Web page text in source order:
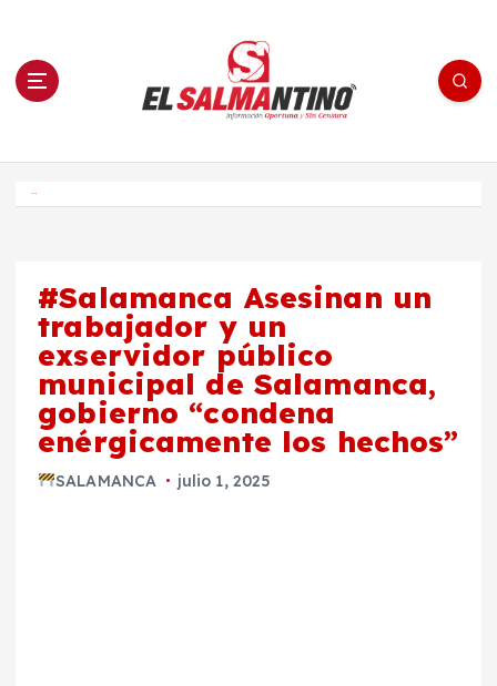
n El Salmantino - medios/noticias/editorial
#Salamanca Asesinan un
trabajador y un
exservidor público
municipal de Salamanca,
gobierno “condena
enérgicamente los hechos”
SALAMANCA julio 1, 2025